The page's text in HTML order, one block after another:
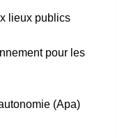
lieux publics
pour les
(Apa)